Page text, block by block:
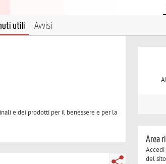
utili Avvisi
e dei prodotti per il benessere e per la
Area
del